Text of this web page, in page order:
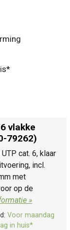
vlakke
79262)
cat. 6, klaar
incl.
met
op de
»
Voor maandag
in huis*